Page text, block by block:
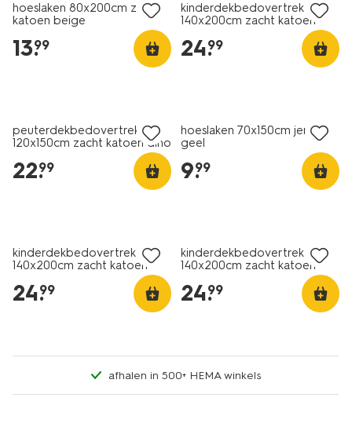
hoeslaken 80x200cm zacht
katoen beige
13.
99
kinderdekbedovertrek
140x200cm zacht katoen
24.
99
peuterdekbedovertrek
120x150cm zacht katoen dino
22.
99
hoeslaken 70x150cm jersey
geel
9.
99
kinderdekbedovertrek
140x200cm zacht katoen
24.
99
kinderdekbedovertrek
140x200cm zacht katoen
24.
99
afhalen in 500+ HEMA winkels